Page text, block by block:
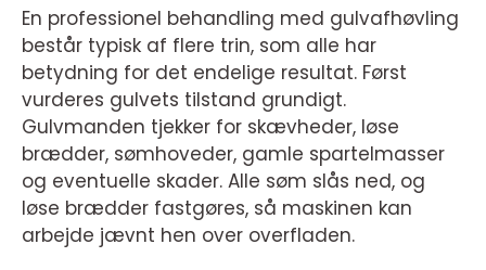
En professionel behandling med gulvafhøvling
består typisk af flere trin, som alle har
betydning for det endelige resultat. Først
vurderes gulvets tilstand grundigt.
Gulvmanden tjekker for skævheder, løse
brædder, sømhoveder, gamle spartelmasser
og eventuelle skader. Alle søm slås ned, og
løse brædder fastgøres, så maskinen kan
arbejde jævnt hen over overfladen.